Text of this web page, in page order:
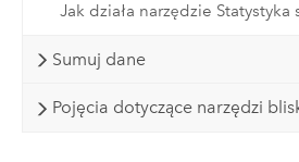
Jak działa narzędzie Statystyka
Sumuj dane
Pojęcia dotyczące narzędzi